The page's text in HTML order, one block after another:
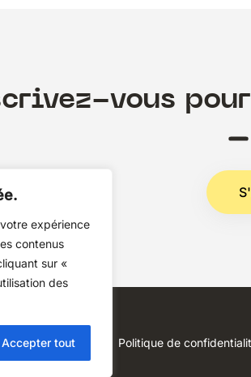
expérience
contenus
sur «
des
Accepter tout
vous
Politique de